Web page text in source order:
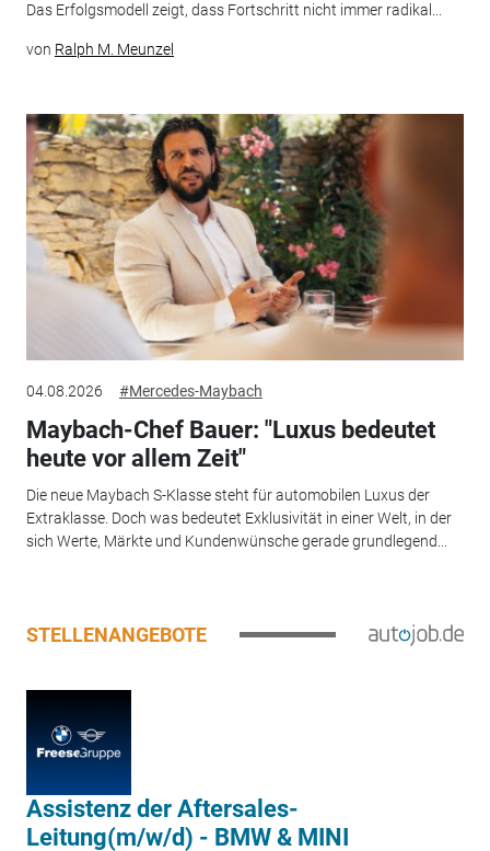
Das Erfolgsmodell zeigt, dass Fortschritt nicht immer radikal...
von Ralph M. Meunzel
04.08.2026 #Mercedes-Maybach
Maybach-Chef Bauer: "Luxus bedeutet
heute vor allem Zeit"
Die neue Maybach S-Klasse steht für automobilen Luxus der
Extraklasse. Doch was bedeutet Exklusivität in einer Welt, in der
sich Werte, Märkte und Kundenwünsche gerade grundlegend...
STELLENANGEBOTE
Assistenz der Aftersales-
Leitung(m/w/d) - BMW & MINI